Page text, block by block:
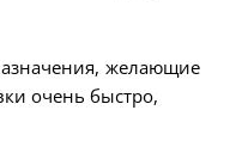
желающие
очень быстро,